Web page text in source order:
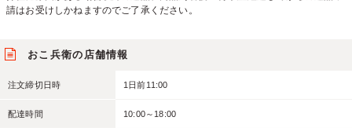
請はお受けしかねますのでご了承ください。
おこ兵衛の店舗情報
注文締切日時 1日前11:00
配達時間 10:00～18:00